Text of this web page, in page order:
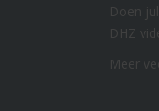
Doen
DHZ
Meer